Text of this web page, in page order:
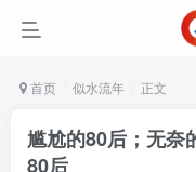
首页 似水流年 正文
尴尬的80后；无奈
80后